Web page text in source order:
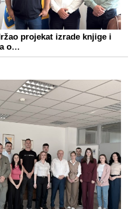
projekat izrade knjige i
o…